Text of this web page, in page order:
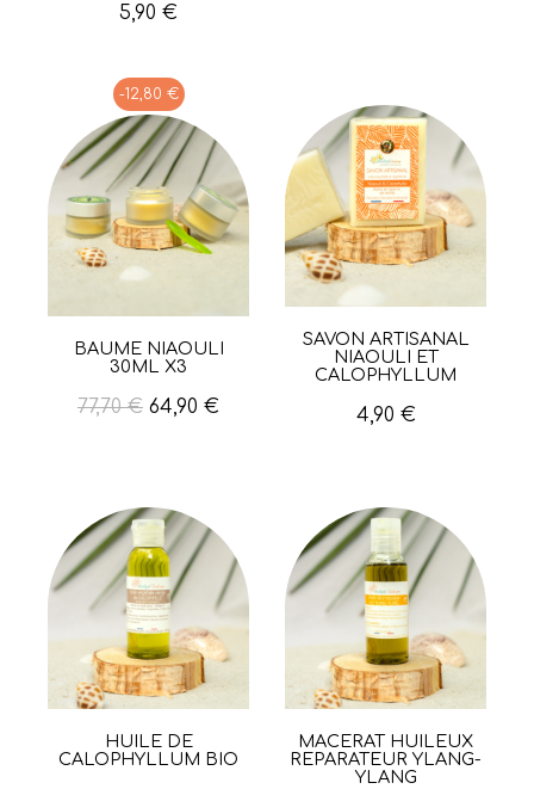
5,90 €
-12,80 €
Aperçu rapide
BAUME NIAOULI
30ML X3
77,70 € 64,90 €
Aperçu rapide
SAVON ARTISANAL
NIAOULI ET
CALOPHYLLUM
4,90 €
Aperçu rapide
HUILE DE
CALOPHYLLUM BIO
Aperçu rapide
MACÉRÂT HUILEUX
REPARATEUR YLANG-
YLANG